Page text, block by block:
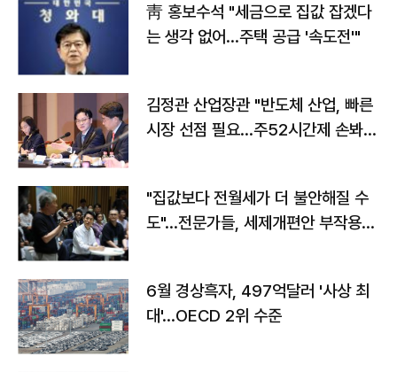
靑 홍보수석 "세금으로 집값 잡겠다
는 생각 없어…주택 공급 '속도전'"
김정관 산업장관 "반도체 산업, 빠른
시장 선점 필요…주52시간제 손봐
"집값보다 전월세가 더 불안해질 수
도"…전문가들, 세제개편안 부작용
6월 경상흑자, 497억달러 '사상 최
대'…OECD 2위 수준